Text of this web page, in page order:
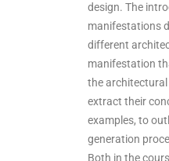
design. The
manifestations
different
manifestation
the
extract their
examples, to
generation
Both in the